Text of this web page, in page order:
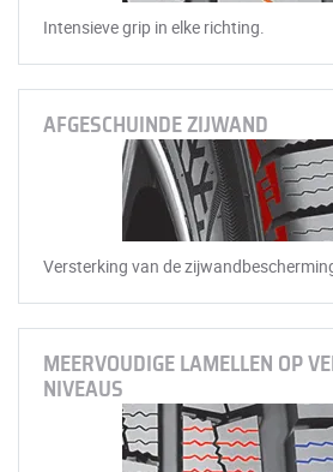
Intensieve grip in elke richting.
AFGESCHUINDE ZIJWAND
Versterking van de
MEERVOUDIGE LAMELLEN OP
NIVEAUS